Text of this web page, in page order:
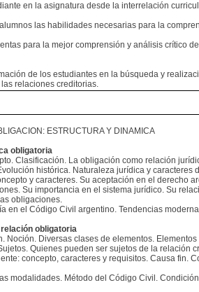
en la asignatura desde la interrelación
las habilidades necesarias para la
para la mejor comprensión y análisis crítico
de los estudiantes en la búsqueda y
relaciones creditorias.
ESTRUCTURA Y DINAMICA
obligatoria
Clasificación. La obligación como relación
histórica. Naturaleza jurídica y
y caracteres. Su aceptación en el derecho
Su importancia en el sistema jurídico. Su
obligaciones.
en el Código Civil argentino. Tendencias
obligatoria
Noción. Diversas clases de elementos.
Quienes pueden ser sujetos de la relación
concepto, caracteres y requisitos. Causa
modalidades. Método del Código Civil.